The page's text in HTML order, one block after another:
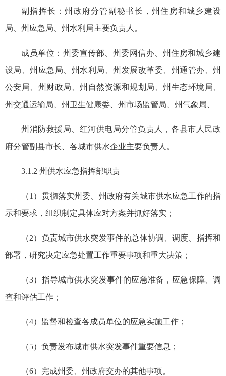
副指挥长：州政府分管副秘书长，州住房和城乡建设
局、州应急局、州水利局主要负责人。
成员单位：州委宣传部、州委网信办、州住房和城乡建
设局、州应急局、州水利局、州发展改革委、州通管办、州
公安局、州财政局、州自然资源和规划局、州生态环境局、
州交通运输局、州卫生健康委、州市场监管局、州气象局、
州消防救援局、红河供电局分管负责人，各县市人民政
府分管副县市长、各城市供水企业主要负责人。
3.1.2 州供水应急指挥部职责
（1）贯彻落实州委、州政府有关城市供水应急工作的指
示和要求，组织制定具体应对方案并抓好落实；
（2）负责城市供水突发事件的总体协调、调度、指挥和
部署，研究决定应急处置工作重要事项和重大决策；
（3）指导城市供水突发事件的应急准备 ， 应急保障、调
查和评估工作；
（4）监督和检查各成员单位的应急实施工作；
（5）负责发布城市供水突发事件重要信息；
（6）完成州委、州政府交办的其他事项。